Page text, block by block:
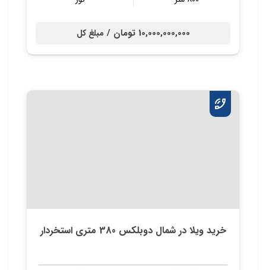
10,000,000,000 تومان / مبلغ کل
خرید ویلا در شمال دوبلکس 380 متری استخردار